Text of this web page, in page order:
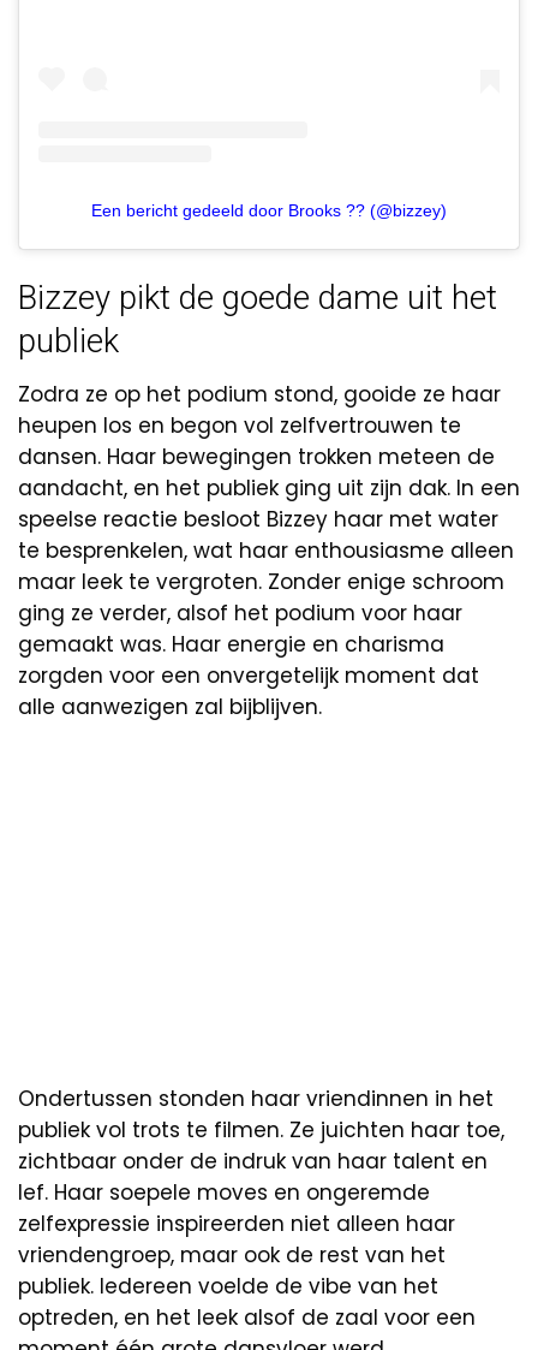
Een bericht gedeeld door Brooks ?? (@bizzey)
Bizzey pikt de goede dame uit het
publiek
Zodra ze op het podium stond, gooide ze haar
heupen los en begon vol zelfvertrouwen te
dansen. Haar bewegingen trokken meteen de
aandacht, en het publiek ging uit zijn dak. In een
speelse reactie besloot Bizzey haar met water
te besprenkelen, wat haar enthousiasme alleen
maar leek te vergroten. Zonder enige schroom
ging ze verder, alsof het podium voor haar
gemaakt was. Haar energie en charisma
zorgden voor een onvergetelijk moment dat
alle aanwezigen zal bijblijven.
Ondertussen stonden haar vriendinnen in het
publiek vol trots te filmen. Ze juichten haar toe,
zichtbaar onder de indruk van haar talent en
lef. Haar soepele moves en ongeremde
zelfexpressie inspireerden niet alleen haar
vriendengroep, maar ook de rest van het
publiek. Iedereen voelde de vibe van het
optreden, en het leek alsof de zaal voor een